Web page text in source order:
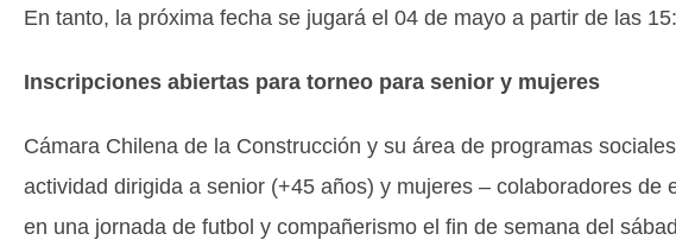
En tanto, la próxima fecha se jugará el 04 de mayo a partir de las
Inscripciones abiertas para torneo para senior y mujeres
Cámara Chilena de la Construcción y su área de programas
actividad dirigida a senior (+45 años) y mujeres – colaboradores de
en una jornada de futbol y compañerismo el fin de semana del